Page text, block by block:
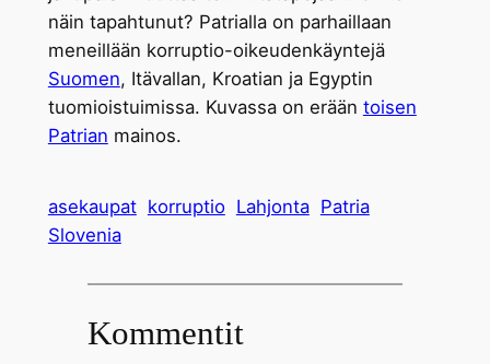
näin tapahtunut? Patrialla on parhaillaan
meneillään korruptio-oikeudenkäyntejä
Suomen, Itävallan, Kroatian ja Egyptin
tuomioistuimissa. Kuvassa on erään toisen
Patrian mainos.
asekaupat korruptio Lahjonta Patria
Slovenia
Kommentit